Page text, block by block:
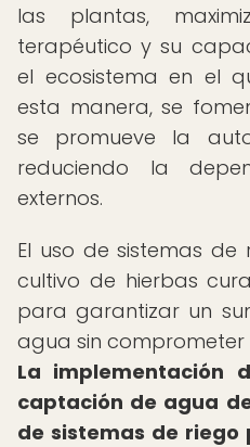
las plantas,
terapéutico y su
el ecosistema en el
esta manera, se
se promueve la
reduciendo la
externos.
El uso de sistemas de
cultivo de hierbas
para garantizar un
agua sin comprometer
La implementación
captación de agua
de sistemas de riego